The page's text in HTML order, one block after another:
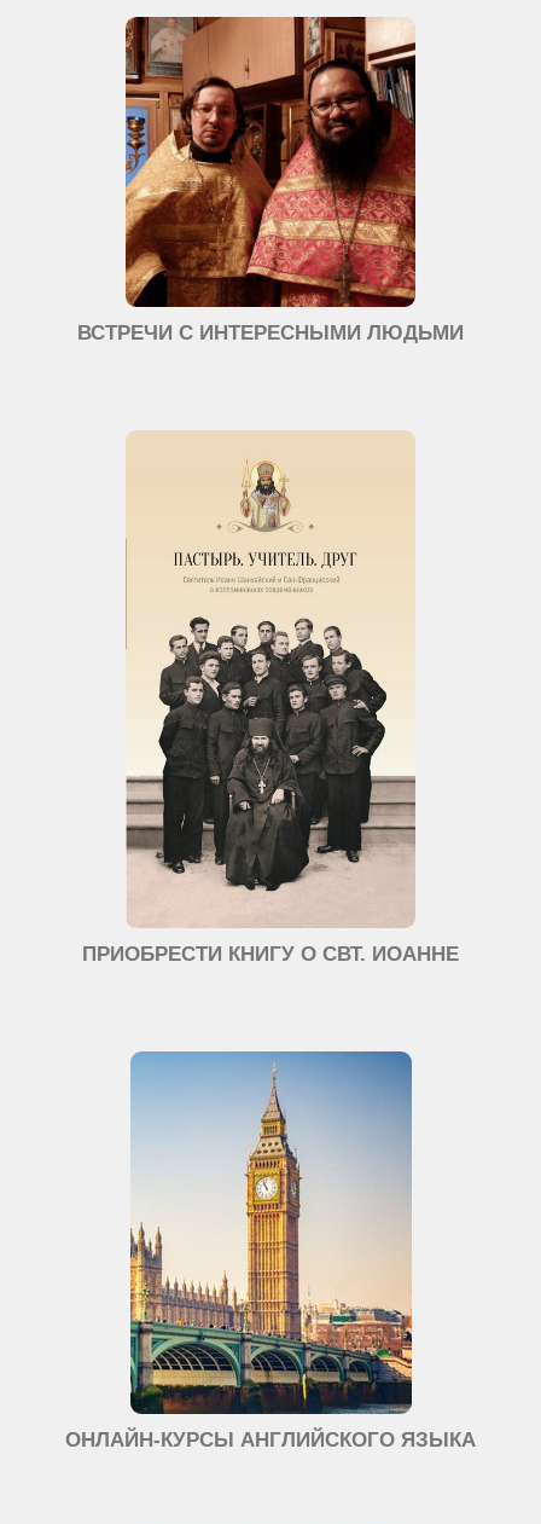
ВСТРЕЧИ С ИНТЕРЕСНЫМИ ЛЮДЬМИ
ПРИОБРЕСТИ КНИГУ О СВТ. ИОАННЕ
ОНЛАЙН-КУРСЫ АНГЛИЙСКОГО ЯЗЫКА